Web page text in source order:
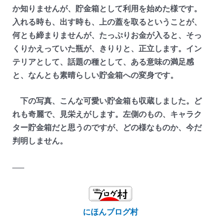
か知りませんが、貯金箱として利用を始めた様です。
入れる時も、出す時も、上の蓋を取るということが、
何とも締まりませんが、たっぷりお金が入ると、そっ
くりかえっていた瓶が、きりりと、正立します。イン
テリアとして、話題の種として、ある意味の満足感
と、なんとも素晴らしい貯金箱への変身です。
下の写真、こんな可愛い貯金箱も収蔵しました。ど
れも奇麗で、見栄えがします。左側のもの、キャラク
ター貯金箱だと思うのですが、どの様なものか、今だ
判明しません。
—–
にほんブログ村